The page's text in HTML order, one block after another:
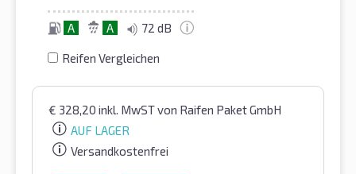
A A 72 dB
Reifen Vergleichen
€ 328,20 inkl. MwSTvon Raifen Paket GmbH
AUF LAGER
Versandkostenfrei